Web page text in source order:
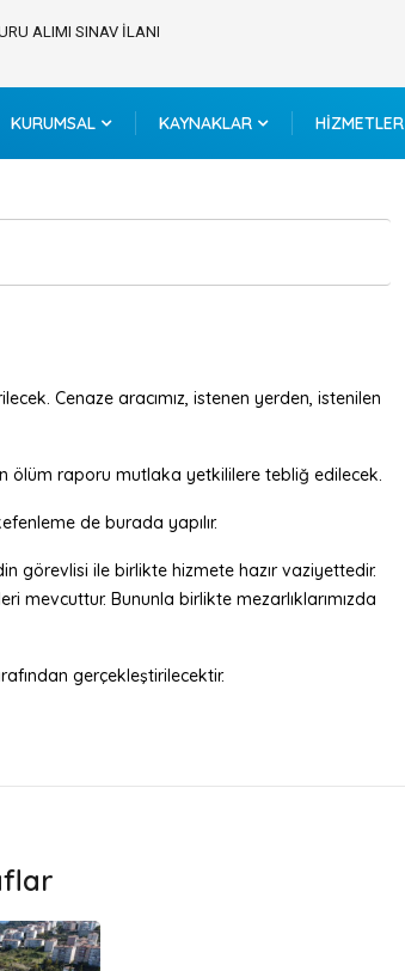
ALIMI SINAV İLANI
KURUMSAL KAYNAKLAR HİZMETLER
Cenaze aracımız, istenen yerden, istenilen
ölüm raporu mutlaka yetkililere tebliğ edilecek.
de burada yapılır.
görevlisi ile birlikte hizmete hazır vaziyettedir.
mevcuttur. Bununla birlikte mezarlıklarımızda
gerçekleştirilecektir.